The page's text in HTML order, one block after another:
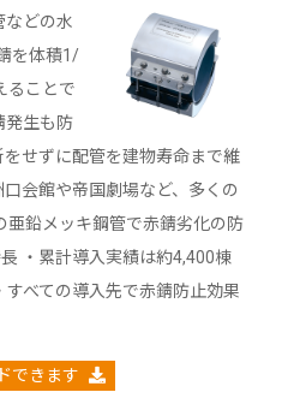
などの水
を体積1/
ることで
発生も防
せずに配管を建物寿命まで維
会館や帝国劇場など、多くの
亜鉛メッキ鋼管で赤錆劣化の防
・累計導入実績は約4,400棟
べての導入先で赤錆防止効果
できます